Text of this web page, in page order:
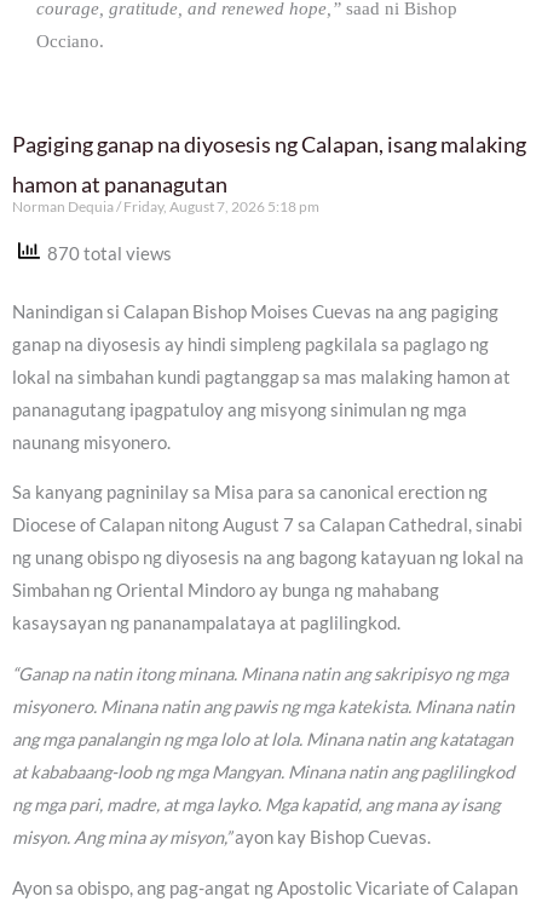
courage, gratitude, and renewed hope,” saad ni Bishop
Occiano.
Pagiging ganap na diyosesis ng Calapan, isang malaking
hamon at pananagutan
Norman Dequia Friday, August 7, 2026 5:18 pm
870 total views
Nanindigan si Calapan Bishop Moises Cuevas na ang pagiging
ganap na diyosesis ay hindi simpleng pagkilala sa paglago ng
lokal na simbahan kundi pagtanggap sa mas malaking hamon at
pananagutang ipagpatuloy ang misyong sinimulan ng mga
naunang misyonero.
Sa kanyang pagninilay sa Misa para sa canonical erection ng
Diocese of Calapan nitong August 7 sa Calapan Cathedral, sinabi
ng unang obispo ng diyosesis na ang bagong katayuan ng lokal na
Simbahan ng Oriental Mindoro ay bunga ng mahabang
kasaysayan ng pananampalataya at paglilingkod.
“Ganap na natin itong minana. Minana natin ang sakripisyo ng mga
misyonero. Minana natin ang pawis ng mga katekista. Minana natin
ang mga panalangin ng mga lolo at lola. Minana natin ang katatagan
at kababaang-loob ng mga Mangyan. Minana natin ang paglilingkod
ng mga pari, madre, at mga layko. Mga kapatid, ang mana ay isang
misyon. Ang mina ay misyon,”ayon kay Bishop Cuevas.
Ayon sa obispo, ang pag-angat ng Apostolic Vicariate of Calapan